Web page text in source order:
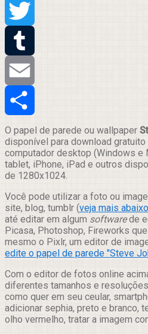
Pinterest
Twitter
Tumblr
Email
Compartilhar
O papel de parede ou wallpaper
disponível para download
computador desktop (Windows e
tablet, iPhone, iPad e outros
de 1280x1024.
Você pode utilizar a foto ou
site, blog, tumblr (veja mais abaixo
até editar em algum softwarede
Picasa, Photoshop, Fireworks
mesmo o Pixlr, um editor de
edite o papel de parede "Steve
Com o editor de fotos online
diferentes tamanhos e
como quer em seu ceular,
adicionar sephia, preto e branco,
olho vermelho, tratar a imagem